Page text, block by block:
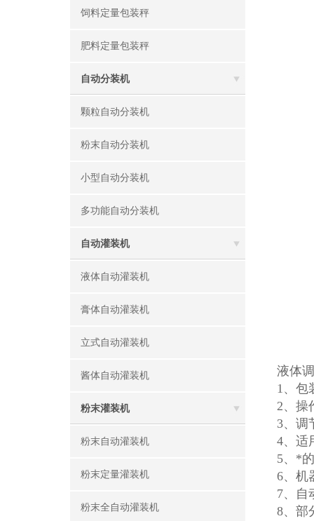
饲料定量包装秤
肥料定量包装秤
自动分装机
颗粒自动分装机
粉末自动分装机
小型自动分装机
多功能自动分装机
自动灌装机
液体自动灌装机
膏体自动灌装机
立式自动灌装机
酱体自动灌装机
粉末灌装机
粉末自动灌装机
粉末定量灌装机
粉末全自动灌装机
液体
1、包
2、操
3、调
4、适
5、*
6、机
7、自
8、部